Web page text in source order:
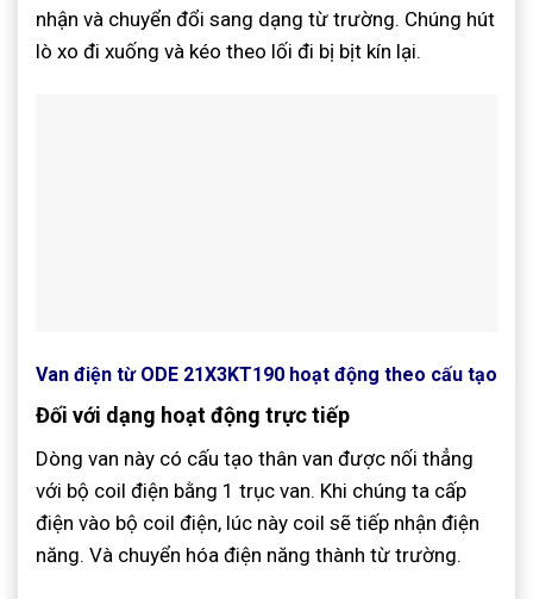
nhận và chuyển đổi sang dạng từ trường. Chúng hút
lò xo đi xuống và kéo theo lối đi bị bịt kín lại.
Van điện từ ODE 21X3KT190 hoạt động theo cấu tạo
Đối với dạng hoạt động trực tiếp
Dòng van này có cấu tạo thân van được nối thẳng
với bộ coil điện bằng 1 trục van. Khi chúng ta cấp
điện vào bộ coil điện, lúc này coil sẽ tiếp nhận điện
năng. Và chuyển hóa điện năng thành từ trường.